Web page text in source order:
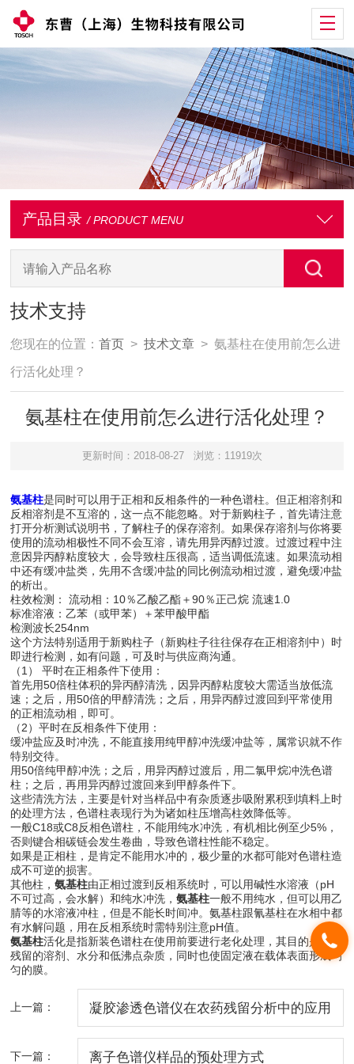
产品目录 / PRODUCT MENU
技术支持
您现在的位置：首页 >技术文章 > 氨基柱在使用前怎么进
行活化处理？
氨基柱在使用前怎么进行活化处理？
更新时间：2018-08-27 浏览：11919次
氨基柱是同时可以用于正相和反相条件的一种色谱柱。但正相溶剂和
反相溶剂是不互溶的，这一点不能忽略。对于新购柱子，首先请注意
打开分析测试说明书，了解柱子的保存溶剂。如果保存溶剂与你将要
使用的流动相极性不同不会互溶，请先用异丙醇过渡。过渡过程中注
意因异丙醇粘度较大，会导致柱压很高，适当调低流速。如果流动相
中还有缓冲盐类，先用不含缓冲盐的同比例流动相过渡，避免缓冲盐
的析出。
柱效检测： 流动相：10％乙酸乙酯＋90％正己烷 流速1.0
标准溶液：乙苯（或甲苯）＋苯甲酸甲酯
检测波长254nm
这个方法特别适用于新购柱子（新购柱子往往保存在正相溶剂中）时
即进行检测，如有问题，可及时与供应商沟通。
（1） 平时在正相条件下使用：
首先用50倍柱体积的异丙醇清洗，因异丙醇粘度较大需适当放低流
速；之后，用50倍的甲醇清洗；之后，用异丙醇过渡回到平常使用
的正相流动相，即可。
（2）平时在反相条件下使用：
缓冲盐应及时冲洗，不能直接用纯甲醇冲洗缓冲盐等，属常识就不作
特别交待。
用50倍纯甲醇冲洗；之后，用异丙醇过渡后，用二氯甲烷冲洗色谱
柱；之后，再用异丙醇过渡回来到甲醇条件下。
这些清洗方法，主要是针对当样品中有杂质逐步吸附累积到填料上时
的处理方法，色谱柱表现行为为诸如柱压增高柱效降低等。
一般C18或C8反相色谱柱，不能用纯水冲洗，有机相比例至少5%，
否则键合相碳链会发生卷曲，导致色谱柱性能不稳定。
如果是正相柱，是肯定不能用水冲的，极少量的水都可能对色谱柱造
成不可逆的损害。
其他柱，氨基柱由正相过渡到反相系统时，可以用碱性水溶液（pH
不可过高，会水解）和纯水冲洗，氨基柱一般不用纯水，但可以用乙
腈等的水溶液冲柱，但是不能长时间冲。氨基柱跟氰基柱在水相中都
有水解问题，用在反相系统时需特别注意pH值。
氨基柱活化是指新装色谱柱在使用前要进行老化处理，其目的是取出
残留的溶剂、水分和低沸点杂质，同时也使固定液在载体表面形成均
匀的膜。
上一篇： 凝胶渗透色谱仪在农药残留分析中的应用
下一篇： 离子色谱仪样品的预处理方式